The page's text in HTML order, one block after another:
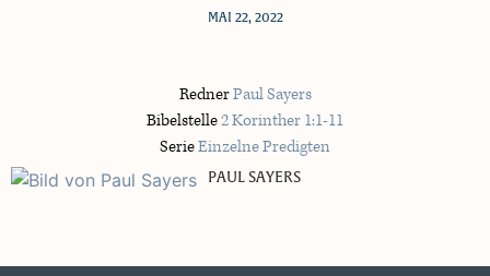
MAI 22, 2022
RednerPaul Sayers
Bibelstelle2 Korinther 1:1-11
SerieEinzelne Predigten
PAUL SAYERS